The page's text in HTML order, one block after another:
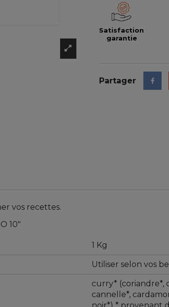
Satisfaction
garantie
Partager
vos recettes.
10"
1 Kg
Utiliser selon vos
curry* (coriandre*,
cannelle*,
noir*) * provenant